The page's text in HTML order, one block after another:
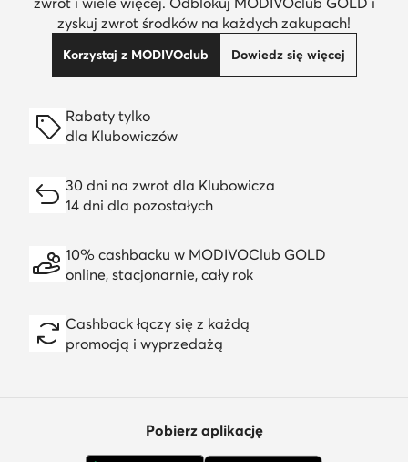
zyskuj zwrot środków na każdych zakupach!
Korzystaj z MODIVOclub Dowiedz się więcej
Rabaty tylko
dla Klubowiczów
30 dni na zwrot dla Klubowicza
14 dni dla pozostałych
10% cashbacku w MODIVOClub GOLD
online, stacjonarnie, cały rok
Cashback łączy się z każdą
promocją i wyprzedażą
Pobierz aplikację